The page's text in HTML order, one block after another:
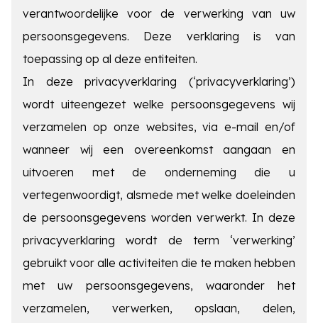
verantwoordelijke voor de verwerking van uw
persoonsgegevens. Deze verklaring is van
toepassing op al deze entiteiten.
In deze privacyverklaring (‘privacyverklaring’)
wordt uiteengezet welke persoonsgegevens wij
verzamelen op onze websites, via e-mail en/of
wanneer wij een overeenkomst aangaan en
uitvoeren met de onderneming die u
vertegenwoordigt, alsmede met welke doeleinden
de persoonsgegevens worden verwerkt. In deze
privacyverklaring wordt de term ‘verwerking’
gebruikt voor alle activiteiten die te maken hebben
met uw persoonsgegevens, waaronder het
verzamelen, verwerken, opslaan, delen,